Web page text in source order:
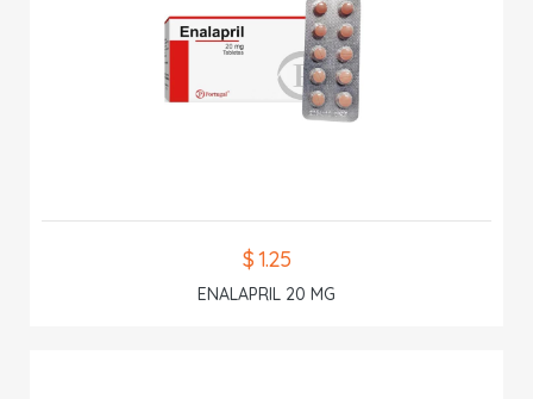
$ 1.25
ENALAPRIL 20 MG